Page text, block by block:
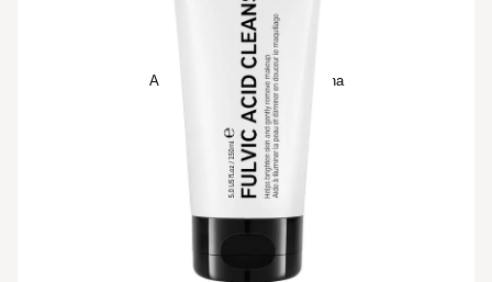
Avaa tuotekuva suurennettuna